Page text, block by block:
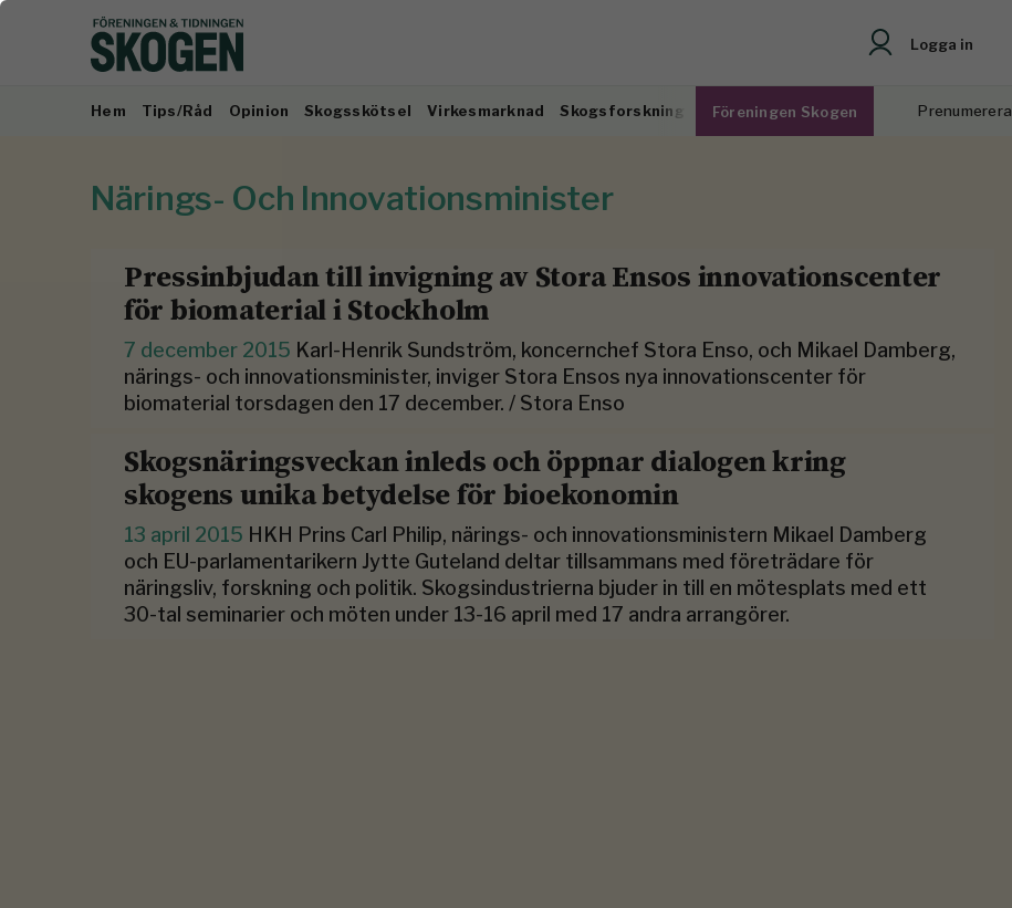
Logga in
Hem Tips/Råd Opinion Skogsskötsel Virkesmarknad Skogsforskning Föreningen Skogen Prenumerera
Närings- Och Innovationsminister
Pressinbjudan till invigning av Stora Ensos innovationscenter
för biomaterial i Stockholm
7 december 2015 Karl-Henrik Sundström, koncernchef Stora Enso, och Mikael Damberg,
närings- och innovationsminister, inviger Stora Ensos nya innovationscenter för
biomaterial torsdagen den 17 december. / Stora Enso
Skogsnäringsveckan inleds och öppnar dialogen kring
skogens unika betydelse för bioekonomin
13 april 2015 HKH Prins Carl Philip, närings- och innovationsministern Mikael Damberg
och EU-parlamentarikern Jytte Guteland deltar tillsammans med företrädare för
näringsliv, forskning och politik. Skogsindustrierna bjuder in till en mötesplats med ett
30-tal seminarier och möten under 13-16 april med 17 andra arrangörer.